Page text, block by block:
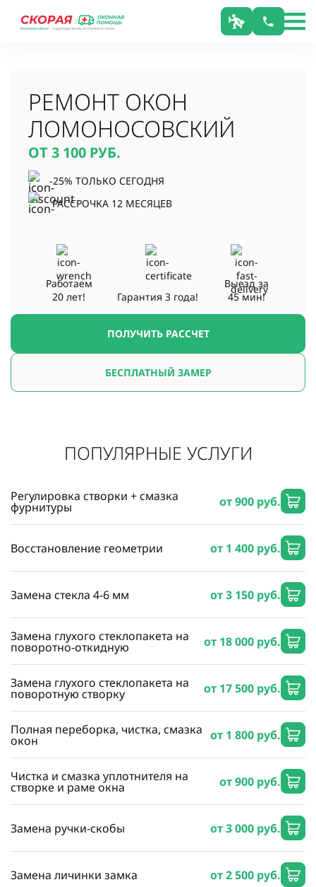
РЕМОНТ ОКОН
ЛОМОНОСОВСКИЙ
ОТ 3 100 РУБ.
-25% ТОЛЬКО СЕГОДНЯ
РАССРОЧКА 12 МЕСЯЦЕВ
ПОЛУЧИТЬ РАССЧЕТ
БЕСПЛАТНЫЙ ЗАМЕР
Работаем
20 лет!
Гарантия3 года!
Выезд за
45 мин!
ПОПУЛЯРНЫЕ УСЛУГИ
Регулировка створки + смазка
фурнитуры от 900 руб.
Восстановление геометрии от 1 400 руб.
Замена стекла 4-6 мм от 3 150 руб.
Замена глухого стеклопакета на
поворотно-откидную от 18 000 руб.
Замена глухого стеклопакета на
поворотную створку от 17 500 руб.
Полная переборка, чистка, смазка
окон от 1 800 руб.
Чистка и смазка уплотнителя на
створке и раме окна от 900 руб.
Замена ручки-скобы от 3 000 руб.
Замена личинки замка от 2 500 руб.